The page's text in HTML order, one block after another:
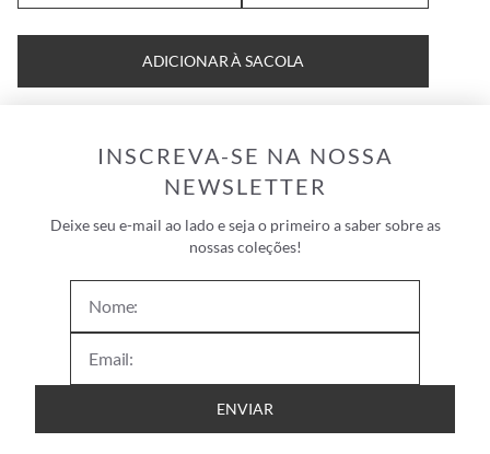
ADICIONAR À SACOLA
INSCREVA-SE NA NOSSA
NEWSLETTER
Deixe seu e-mail ao lado e seja o primeiro a saber sobre as
nossas coleções!
ENVIAR